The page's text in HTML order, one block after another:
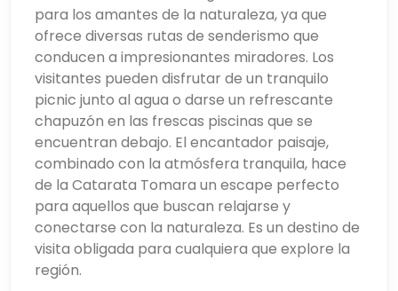
para los amantes de la naturaleza, ya que
ofrece diversas rutas de senderismo que
conducen a impresionantes miradores. Los
visitantes pueden disfrutar de un tranquilo
picnic junto al agua o darse un refrescante
chapuzón en las frescas piscinas que se
encuentran debajo. El encantador paisaje,
combinado con la atmósfera tranquila, hace
de la Catarata Tomara un escape perfecto
para aquellos que buscan relajarse y
conectarse con la naturaleza. Es un destino de
visita obligada para cualquiera que explore la
región.